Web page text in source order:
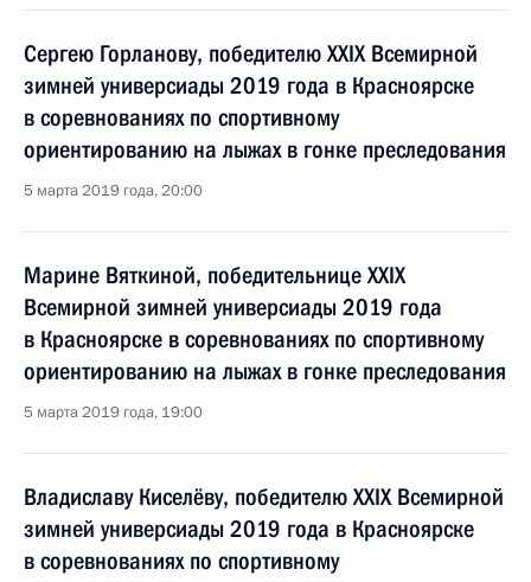
Сергею Горланову, победителю XXIX Всемирной
зимней универсиады 2019 года в Красноярске
в соревнованиях по спортивному
ориентированию на лыжах в гонке преследования
5 марта 2019 года, 20:00
Марине Вяткиной, победительнице XXIX
Всемирной зимней универсиады 2019 года
в Красноярске в соревнованиях по спортивному
ориентированию на лыжах в гонке преследования
5 марта 2019 года, 19:00
Владиславу Киселёву, победителю XXIX Всемирной
зимней универсиады 2019 года в Красноярске
в соревнованиях по спортивному